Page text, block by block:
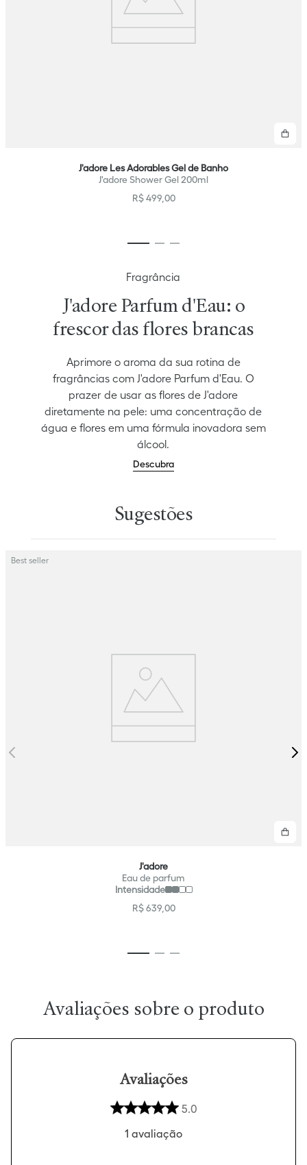
J'adore Les Adorables Gel de Banho
J'adore Shower Gel 200ml
R$ 499, 00
Fragrância
J'adore Parfum d'Eau: o
frescor das flores brancas
Aprimore o aroma da sua rotina de
fragrâncias com J'adore Parfum d'Eau. O
prazer de usar as flores de J'adore
diretamente na pele: uma concentração de
água e flores em uma fórmula inovadora sem
álcool.
Descubra
Sugestões
Best seller
J'adore
Eau de parfum
Intensidade
R$ 639, 00
Avaliações
5.0
1 avaliação